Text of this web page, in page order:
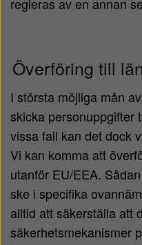
Överföring till
I största möjliga mån
skicka personuppgifter
vissa fall kan det dock
Vi kan komma att
utanför EU/EEA.
ske i specifika
alltid att säkerställa att
säkerhetsmekanismer